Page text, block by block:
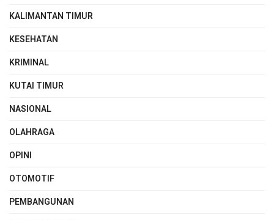
KALIMANTAN TIMUR
KESEHATAN
KRIMINAL
KUTAI TIMUR
NASIONAL
OLAHRAGA
OPINI
OTOMOTIF
PEMBANGUNAN